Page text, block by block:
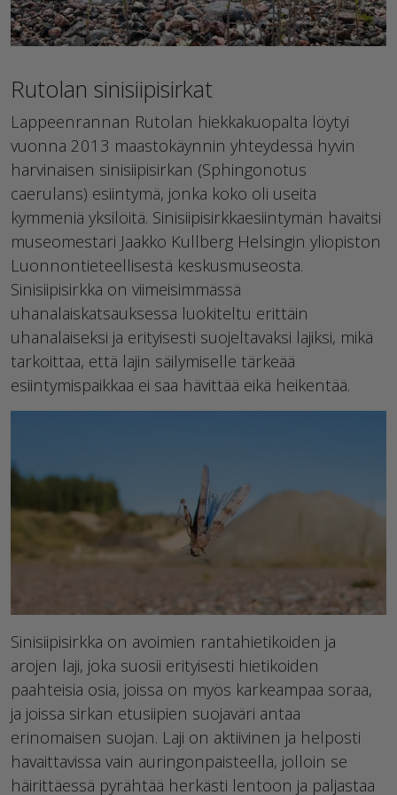
Rutolan sinisiipisirkat
Lappeenrannan Rutolan hiekkakuopalta löytyi
vuonna 2013 maastokäynnin yhteydessä hyvin
harvinaisen sinisiipisirkan (Sphingonotus
caerulans) esiintymä, jonka koko oli useita
kymmeniä yksilöitä. Sinisiipisirkkaesiintymän havaitsi
museomestari Jaakko Kullberg Helsingin yliopiston
Luonnontieteellisestä keskusmuseosta.
Sinisiipisirkka on viimeisimmässä
uhanalaiskatsauksessa luokiteltu erittäin
uhanalaiseksi ja erityisesti suojeltavaksi lajiksi, mikä
tarkoittaa, että lajin säilymiselle tärkeää
esiintymispaikkaa ei saa hävittää eikä heikentää.
Sinisiipisirkka on avoimien rantahietikoiden ja
arojen laji, joka suosii erityisesti hietikoiden
paahteisia osia, joissa on myös karkeampaa soraa,
ja joissa sirkan etusiipien suojaväri antaa
erinomaisen suojan. Laji on aktiivinen ja helposti
havaittavissa vain auringonpaisteella, jolloin se
häirittäessä pyrähtää herkästi lentoon ja paljastaa